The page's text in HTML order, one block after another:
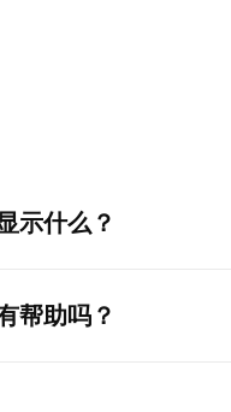
示什么？
帮助吗？